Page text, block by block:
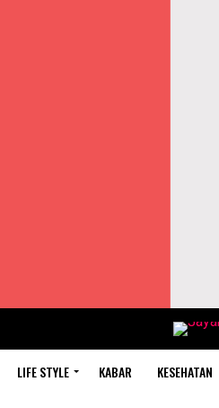
LIFE STYLE KABAR KESEHATAN